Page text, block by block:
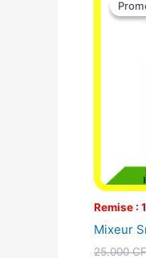
Remise :
Mixeur
25.000